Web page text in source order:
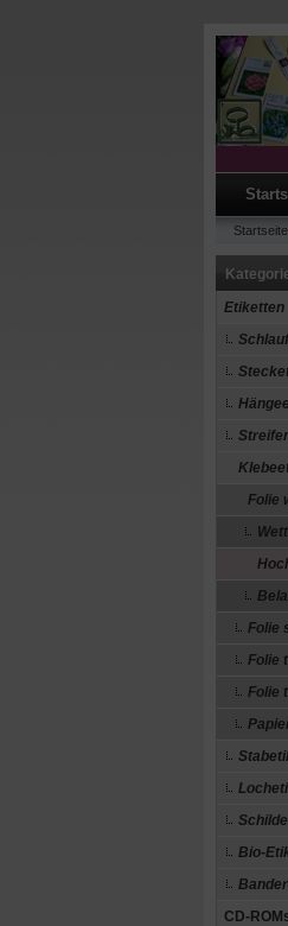
Startseite
Etiketten
Folie
Folie
Folie
Folie
Bio-
CD-